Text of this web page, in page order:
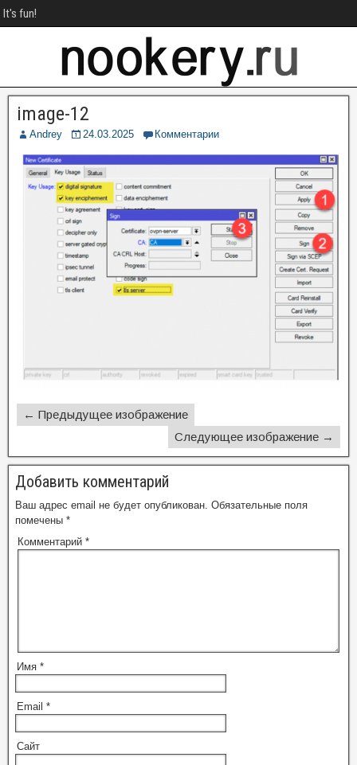
It's fun!
image-12
Andrey 24.03.2025 Комментарии
← Предыдущее изображение
Следующее изображение →
Добавить комментарий
Ваш адрес email не будет опубликован. Обязательные поля
помечены *
Комментарий *
Имя *
Email *
Сайт